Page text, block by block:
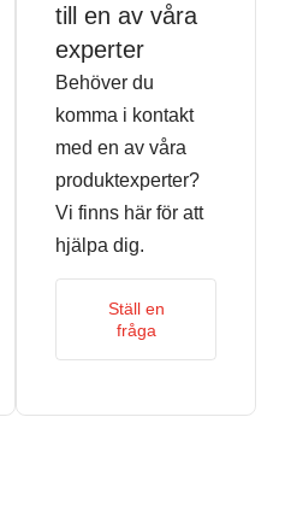
till en av våra
experter
Behöver du
komma i kontakt
med en av våra
produktexperter?
Vi finns här för att
hjälpa dig.
Ställ en
fråga